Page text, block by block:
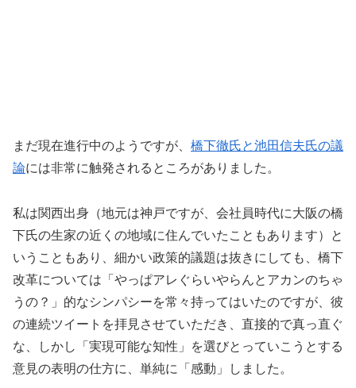
まだ現在進行中のようですが、 橋下徹氏と池田信夫氏の議
論には非常に触発されるところがありました。
私は関西出身（地元は神戸ですが、会社員時代に大阪の橋
下氏の生家の近くの地域に住んでいたこともあります）と
いうこともあり、細かい政策的議題は抜きにしても、橋下
改革については「やっぱアレぐらいやらんとアカンのちゃ
うの？」的なシンパシーを常々持ってはいたのですが、彼
の連続ツイートを拝見させていただき、直接的で真っ直ぐ
な、しかし「実現可能な知性」を選びとっていこうとする
意見の表明の仕方に、単純に「感動」しました。